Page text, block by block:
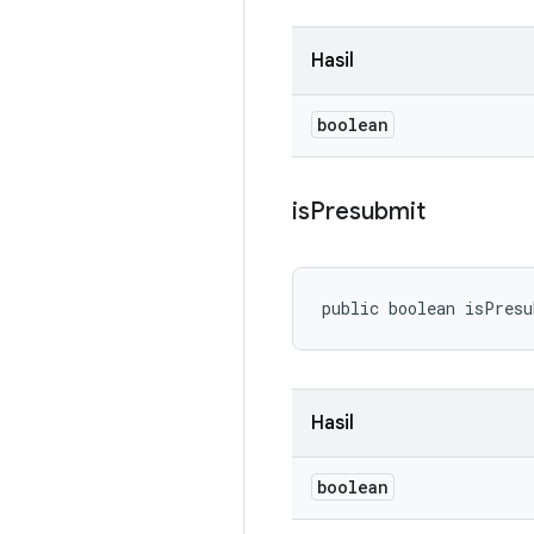
Hasil
boolean
isPresubmit
public boolean
Hasil
boolean